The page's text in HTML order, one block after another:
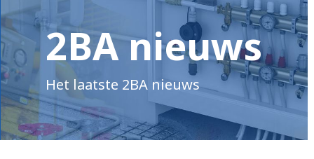
2BA nieuws
Het laatste 2BA nieuws